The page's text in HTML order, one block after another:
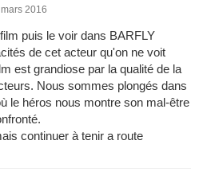
2016
puis le voir dans BARFLY
de cet acteur qu'on ne voit
est grandiose par la qualité de la
Nous sommes plongés dans
le héros nous montre son mal-être
continuer à tenir a route